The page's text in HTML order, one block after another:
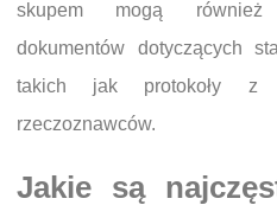
skupem mogą również
dokumentów dotyczących
takich jak protokoły z
rzeczoznawców.
Jakie są